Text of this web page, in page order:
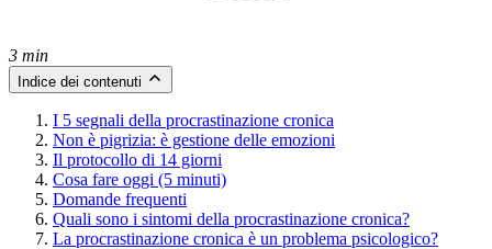
3 min
Indice dei contenuti
I 5 segnali della procrastinazione cronica
Non è pigrizia: è gestione delle emozioni
Il protocollo di 14 giorni
Cosa fare oggi (5 minuti)
Domande frequenti
Quali sono i sintomi della procrastinazione cronica?
La procrastinazione cronica è un problema psicologico?